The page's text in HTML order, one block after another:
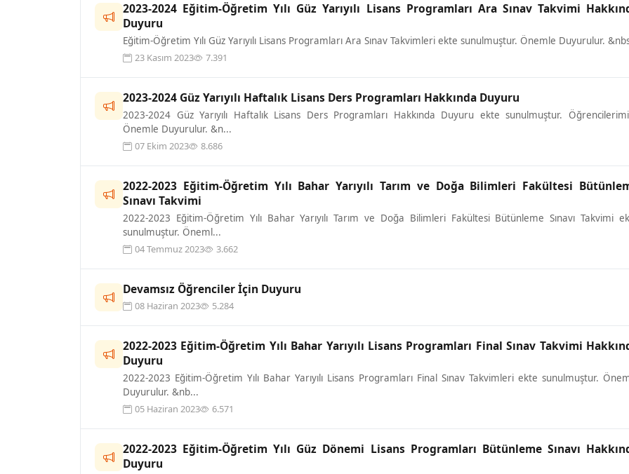
2023-2024 Eğitim-Öğretim Yılı Güz Yarıyılı Lisans Programları Ara Sınav Takvimi
Duyuru
Eğitim-Öğretim Yılı Güz Yarıyılı Lisans Programları Ara Sınav Takvimleri ekte sunulmuştur. Önemle Duyurulur.
23 Kasım 2023
7.391
2023-2024 Güz Yarıyılı Haftalık Lisans Ders Programları Hakkında Duyuru
2023-2024 Güz Yarıyılı Haftalık Lisans Ders Programları Hakkında Duyuru ekte sunulmuştur.
Önemle Duyurulur. &n...
07 Ekim 2023
8.686
2022-2023 Eğitim-Öğretim Yılı Bahar Yarıyılı Tarım ve Doğa Bilimleri Fakültesi
Sınavı Takvimi
2022-2023 Eğitim-Öğretim Yılı Bahar Yarıyılı Tarım ve Doğa Bilimleri Fakültesi Bütünleme Sınavı Takvimi
sunulmuştur. Öneml...
04 Temmuz 2023
3.662
Devamsız Öğrenciler İçin Duyuru
08 Haziran 2023 5.284
2022-2023 Eğitim-Öğretim Yılı Bahar Yarıyılı Lisans Programları Final Sınav Takvimi
Duyuru
2022-2023 Eğitim-Öğretim Yılı Bahar Yarıyılı Lisans Programları Final Sınav Takvimleri ekte sunulmuştur.
Duyurulur. &nb...
05 Haziran 2023
6.571
2022-2023 Eğitim-Öğretim Yılı Güz Dönemi Lisans Programları Bütünleme Sınavı
Duyuru